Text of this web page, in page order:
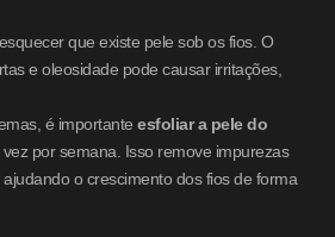
que existe pele sob os fios. O
e oleosidade pode causar irritações,
é importante esfoliar a pele do
por semana. Isso remove impurezas
o crescimento dos fios de forma